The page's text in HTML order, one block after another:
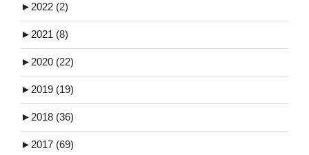
► 2022 (2)
► 2021 (8)
► 2020 (22)
► 2019 (19)
► 2018 (36)
► 2017 (69)